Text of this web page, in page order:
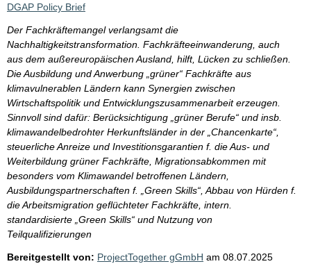
DGAP Policy Brief
Der Fachkräftemangel verlangsamt die
Nachhaltigkeitstransformation. Fachkräfteeinwanderung, auch
aus dem außereuropäischen Ausland, hilft, Lücken zu schließen.
Die Ausbildung und Anwerbung „grüner“ Fachkräfte aus
klimavulnerablen Ländern kann Synergien zwischen
Wirtschaftspolitik und Entwicklungszusammenarbeit erzeugen.
Sinnvoll sind dafür: Berücksichtigung „grüner Berufe“ und insb.
klimawandelbedrohter Herkunftsländer in der „Chancenkarte“,
steuerliche Anreize und Investitionsgarantien f. die Aus- und
Weiterbildung grüner Fachkräfte, Migrationsabkommen mit
besonders vom Klimawandel betroffenen Ländern,
Ausbildungspartnerschaften f. „Green Skills“, Abbau von Hürden f.
die Arbeitsmigration geflüchteter Fachkräfte, intern.
standardisierte „Green Skills“ und Nutzung von
Teilqualifizierungen
Bereitgestellt von: ProjectTogether gGmbH am 08.07.2025